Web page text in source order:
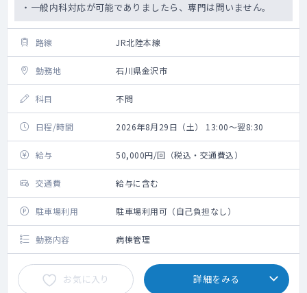
・一般内科対応が可能でありましたら、専門は問いません。
路線 JR北陸本線
勤務地 石川県金沢市
科目 不問
日程/時間 2026年8月29日（土） 13:00～翌8:30
給与 50,000円/回（税込・交通費込）
交通費 給与に含む
駐車場利用 駐車場利用可（自己負担なし）
勤務内容 病棟管理
お気に入り 詳細をみる